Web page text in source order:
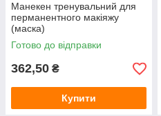
Манекен тренувальний для
перманентного макіяжу
(маска)
Готово до відправки
362,50 ₴
Купити